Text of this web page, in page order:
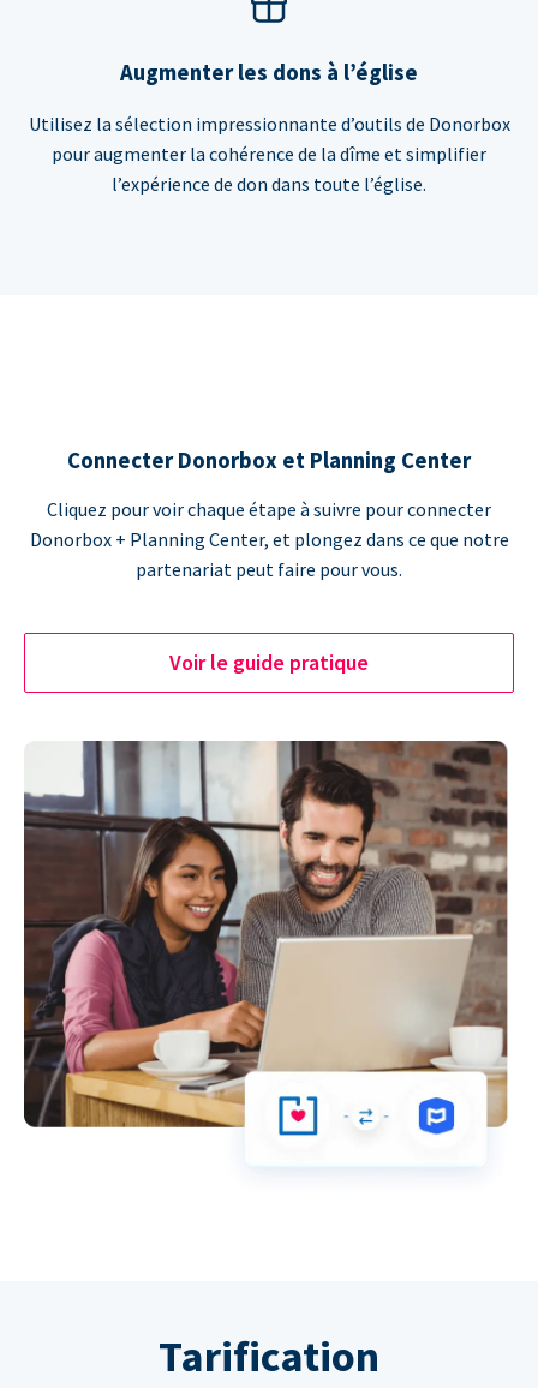
Augmenter les dons à l’église
Utilisez la sélection impressionnante d’outils de Donorbox
pour augmenter la cohérence de la dîme et simplifier
l’expérience de don dans toute l’église.
Connecter Donorbox et Planning Center
Cliquez pour voir chaque étape à suivre pour connecter
Donorbox + Planning Center, et plongez dans ce que notre
partenariat peut faire pour vous.
Voir le guide pratique
Tarification